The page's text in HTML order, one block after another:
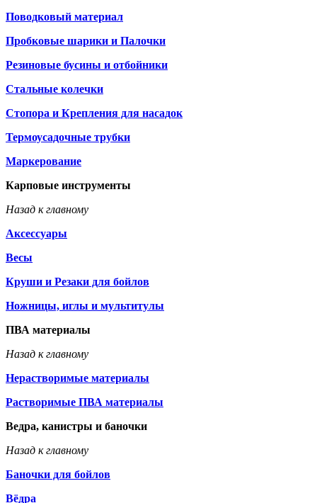
Поводковый материал
Пробковые шарики и Палочки
Резиновые бусины и отбойники
Стальные колечки
Стопора и Крепления для насадок
Термоусадочные трубки
Маркерование
Карповые инструменты
Назад к главному
Аксессуары
Весы
Круши и Резаки для бойлов
Ножницы, иглы и мультитулы
ПВА материалы
Назад к главному
Нерастворимые материалы
Растворимые ПВА материалы
Ведра, канистры и баночки
Назад к главному
Баночки для бойлов
Вёдра